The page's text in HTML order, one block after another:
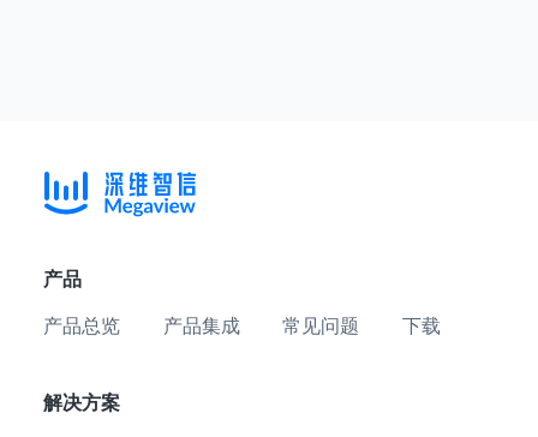
产品
产品总览 产品集成 常见问题 下载
解决方案